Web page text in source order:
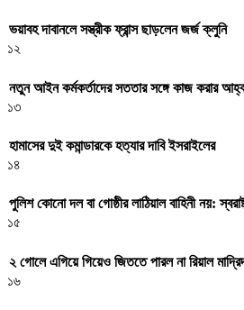
ভয়াবহ দাবানলে সস্ত্রীক ফ্রান্স ছাড়লেন জর্জ ক্লুনি
১২
নতুন আইন কর্মকর্তাদের সততার সঙ্গে কাজ করার
১৩
হামাসের দুই কমান্ডারকে হত্যার দাবি ইসরাইলের
১৪
পুলিশ কোনো দল বা গোষ্ঠীর লাঠিয়াল বাহিনী নয়:
১৫
২ গোলে এগিয়ে গিয়েও জিততে পারল না রিয়াল
১৬